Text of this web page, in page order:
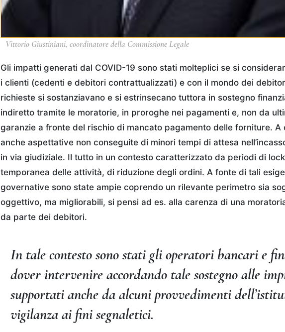
Vittorio Giustiniani, coordinatore della Commissione Legale
Gli impatti generati dal COVID-19 sono stati molteplici se si
i clienti (cedenti e debitori contrattualizzati) e con il mondo dei
richieste si sostanziavano e si estrinsecano tuttora in sostegno
indiretto tramite le moratorie, in proroghe nei pagamenti e, non da
garanzie a fronte del rischio di mancato pagamento delle forniture. A
anche aspettative non conseguite di minori tempi di attesa
in via giudiziale. Il tutto in un contesto caratterizzato da periodi di
temporanea delle attività, di riduzione degli ordini. A fonte di tali
governative sono state ampie coprendo un rilevante perimetro sia
oggettivo, ma migliorabili, si pensi ad es. alla carenza di una
da parte dei debitori.
In tale contesto sono stati gli operatori bancari e
dover intervenire accordando tale sostegno alle
supportati anche da alcuni provvedimenti
vigilanza ai fini segnaletici.